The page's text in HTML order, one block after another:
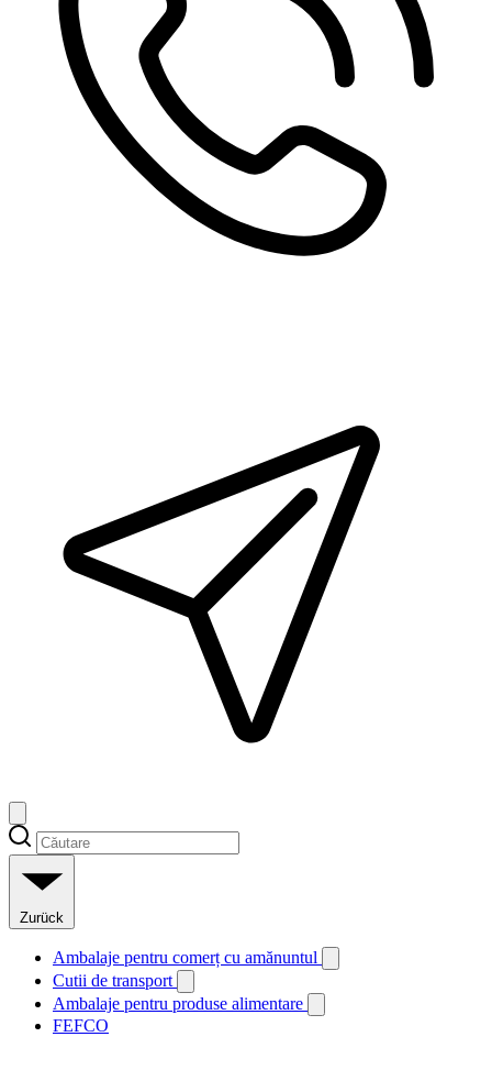
Zurück
Ambalaje pentru comerț cu amănuntul
Cutii de transport
Ambalaje pentru produse alimentare
FEFCO